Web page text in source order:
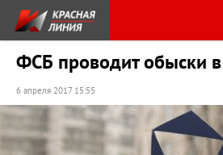
ФСБ проводит обыски
6 апреля 2017 15:55